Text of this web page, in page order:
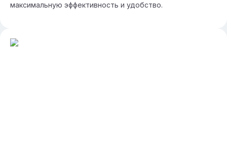
максимальную эффективность и удобство.